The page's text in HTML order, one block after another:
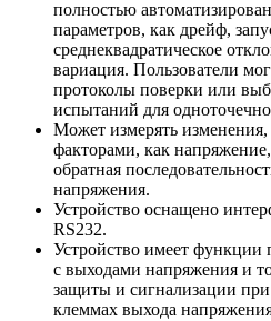
полностью
параметров, как дрейф,
среднеквадратическое
вариация. Пользователи
протоколы поверки или
испытаний для
Может измерять
факторами, как
обратная
напряжения.
Устройство оснащено
RS232.
Устройство имеет функции
с выходами напряжения и
защиты и сигнализации
клеммах выхода